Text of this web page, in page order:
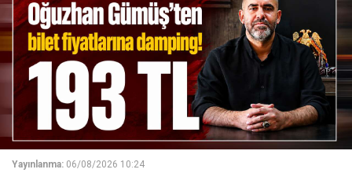
Yayınlanma: 06/08/2026 10:24